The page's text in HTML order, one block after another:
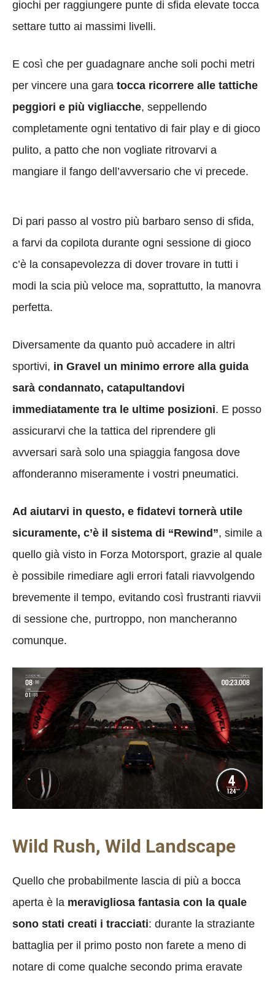
giochi per raggiungere punte di sfida elevate tocca
settare tutto ai massimi livelli.
E così che per guadagnare anche soli pochi metri
per vincere una gara tocca ricorrere alle tattiche
peggiori e più vigliacche, seppellendo
completamente ogni tentativo di fair play e di gioco
pulito, a patto che non vogliate ritrovarvi a
mangiare il fango dell’avversario che vi precede.
Di pari passo al vostro più barbaro senso di sfida,
a farvi da copilota durante ogni sessione di gioco
c’è la consapevolezza di dover trovare in tutti i
modi la scia più veloce ma, soprattutto, la manovra
perfetta.
Diversamente da quanto può accadere in altri
sportivi, in Gravel un minimo errore alla guida
sarà condannato, catapultandovi
immediatamente tra le ultime posizioni. E posso
assicurarvi che la tattica del riprendere gli
avversari sarà solo una spiaggia fangosa dove
affonderanno miseramente i vostri pneumatici.
Ad aiutarvi in questo, e fidatevi tornerà utile
sicuramente, c’è il sistema di “Rewind”, simile a
quello già visto in Forza Motorsport, grazie al quale
è possibile rimediare agli errori fatali riavvolgendo
brevemente il tempo, evitando così frustranti riavvii
di sessione che, purtroppo, non mancheranno
comunque.
Wild Rush, Wild Landscape
Quello che probabilmente lascia di più a bocca
aperta è la meravigliosa fantasia con la quale
sono stati creati i tracciati: durante la straziante
battaglia per il primo posto non farete a meno di
notare di come qualche secondo prima eravate